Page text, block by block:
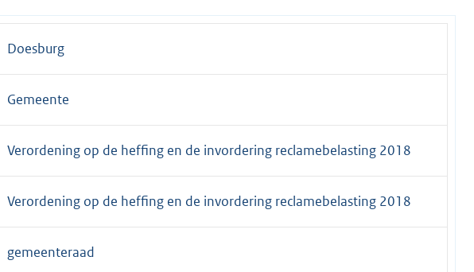
Doesburg
Gemeente
Verordening op de heffing en de invordering reclamebelasting 2018
Verordening op de heffing en de invordering reclamebelasting 2018
gemeenteraad